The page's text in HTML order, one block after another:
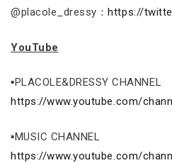
@placole_dressy：https://
YouTube
▪PLACOLE&DRESSY CHANNEL
https://www.youtube.com/
▪MUSIC CHANNEL
https://www.youtube.com/